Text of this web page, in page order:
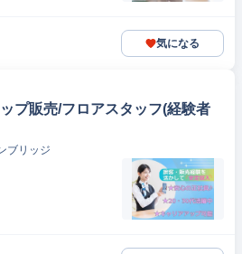
気になる
プ販売/フロアスタッフ(経験者
ブリッジ